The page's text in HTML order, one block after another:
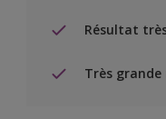
Résultat
Très